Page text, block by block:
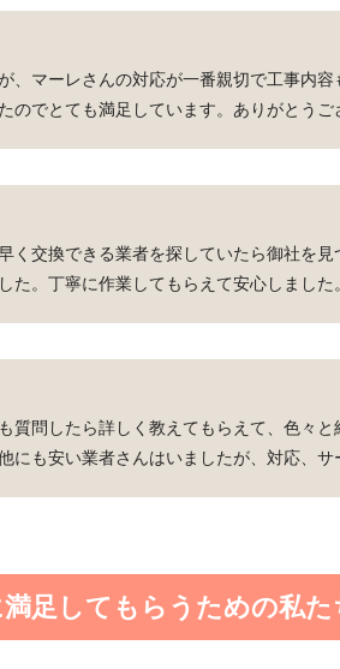
、マーレさんの対応が一番親切で工事内
のでとても満足しています。ありがとうご
く交換できる業者を探していたら御社を
た。丁寧に作業してもらえて安心しました。
質問したら詳しく教えてもらえて、色々
にも安い業者さんはいましたが、対応、
足してもらうための私